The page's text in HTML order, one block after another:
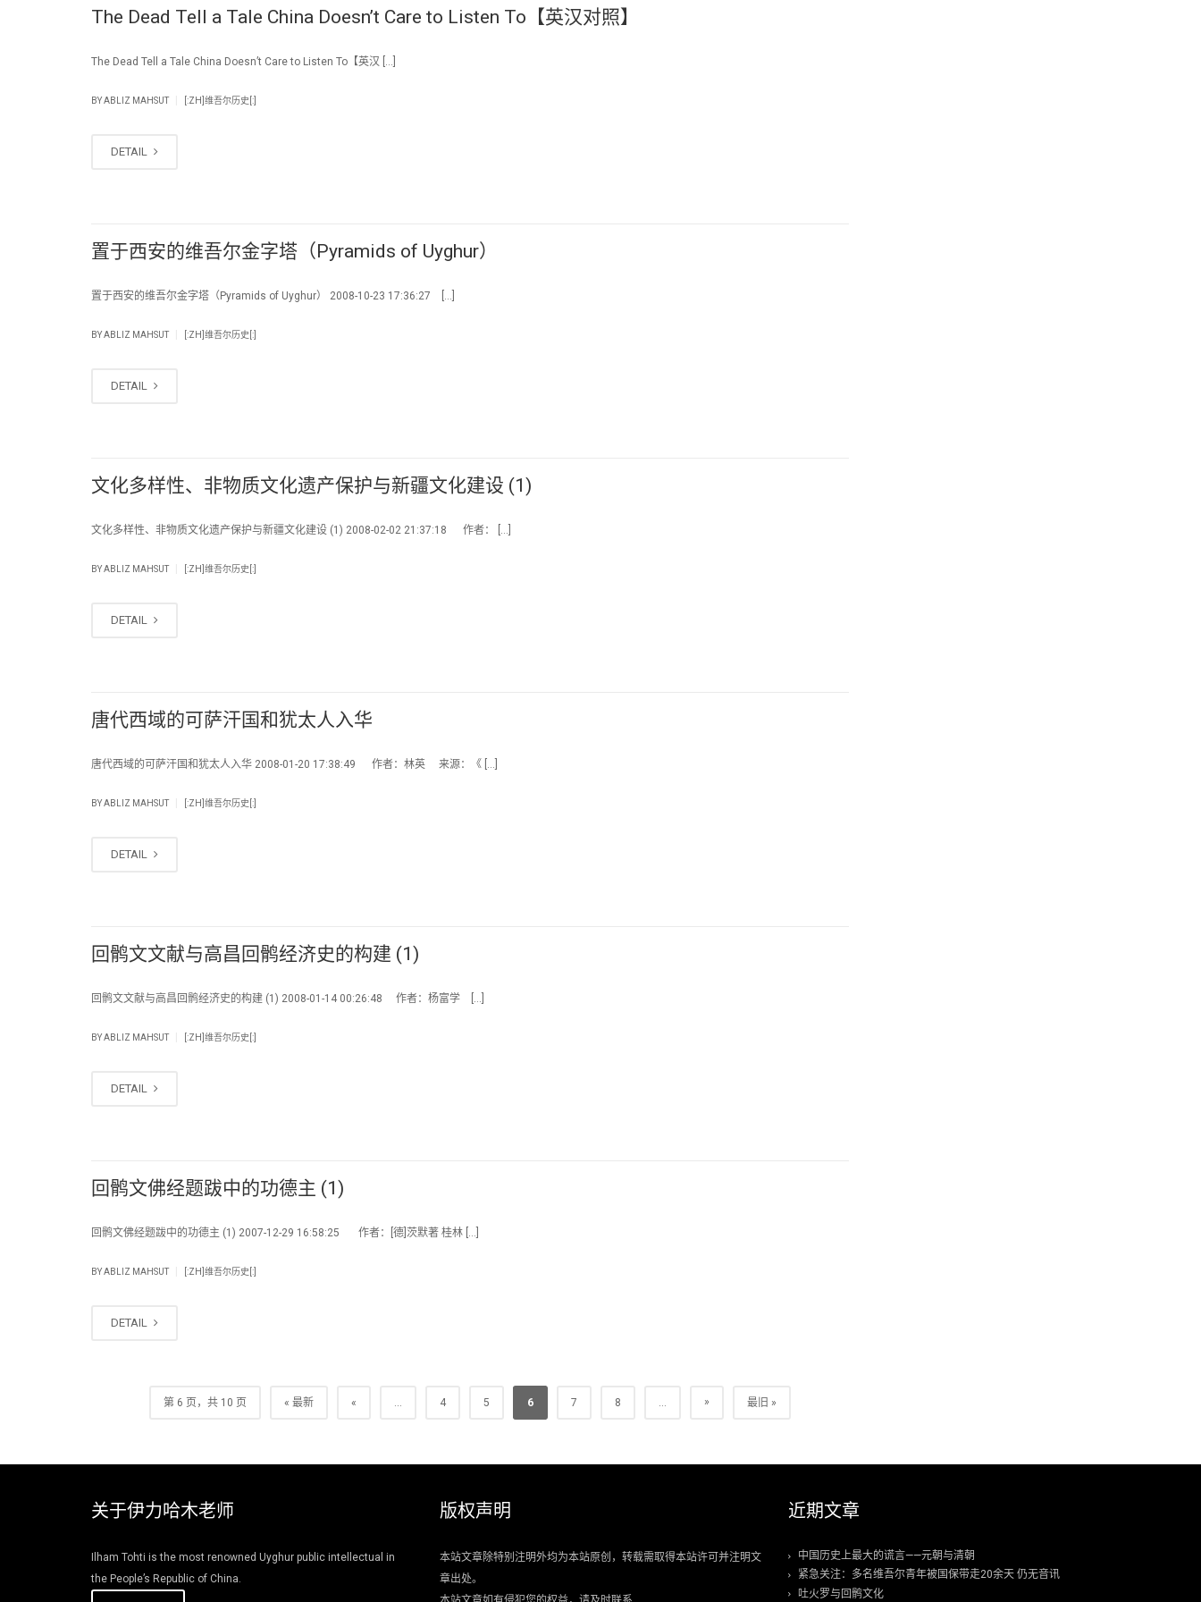
The Dead Tell a Tale China Doesn’t Care to Listen To【英汉对照】
The Dead Tell a Tale China Doesn’t Care to Listen To【英汉 […]
BYABLIZ MAHSUT [:ZH]维吾尔历史[:]
DETAIL
置于西安的维吾尔金字塔（Pyramids of Uyghur）
置于西安的维吾尔金字塔（Pyramids of Uyghur） 2008-10-23 17:36:27 […]
BYABLIZ MAHSUT [:ZH]维吾尔历史[:]
DETAIL
文化多样性、非物质文化遗产保护与新疆文化建设 (1)
文化多样性、非物质文化遗产保护与新疆文化建设 (1) 2008-02-02 21:37:18 作者： […]
BYABLIZ MAHSUT [:ZH]维吾尔历史[:]
DETAIL
唐代西域的可萨汗国和犹太人入华
唐代西域的可萨汗国和犹太人入华 2008-01-20 17:38:49 作者：林英 来源：《 […]
BYABLIZ MAHSUT [:ZH]维吾尔历史[:]
DETAIL
回鹘文文献与高昌回鹘经济史的构建 (1)
回鹘文文献与高昌回鹘经济史的构建 (1) 2008-01-14 00:26:48 作者：杨富学 […]
BYABLIZ MAHSUT [:ZH]维吾尔历史[:]
DETAIL
回鹘文佛经题跋中的功德主 (1)
回鹘文佛经题跋中的功德主 (1) 2007-12-29 16:58:25 作者：[德]茨默著 桂林 […]
BYABLIZ MAHSUT [:ZH]维吾尔历史[:]
DETAIL
第 6 页，共 10 页 « 最新 « ... 4 5 6 7 8 ... » 最旧 »
关于伊力哈木老师
Ilham Tohti is the most renowned Uyghur public intellectual in
the People’s Republic of China.
版权声明
本站文章除特别注明外均为本站原创，转载需取得本站许可并注明文
章出处。
近期文章
中国历史上最大的谎言——元朝与清朝
紧急关注：多名维吾尔青年被国保带走20余天 仍无音讯
吐火罗与回鹘文化